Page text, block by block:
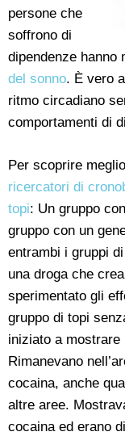
persone che
soffrono di
dipendenze hanno
del sonno. È vero
ritmo circadiano
comportamenti di
Per scoprire
ricercatori di
topi: Un gruppo
gruppo con un
entrambi i gruppi
una droga che
sperimentato gli
gruppo di topi
iniziato a mostrare
Rimanevano
cocaina, anche
altre aree.
cocaina ed erano